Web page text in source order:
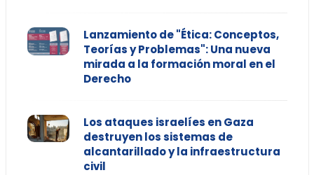
Lanzamiento de "Ética: Conceptos,
Teorías y Problemas": Una nueva
mirada a la formación moral en el
Derecho
Los ataques israelíes en Gaza
destruyen los sistemas de
alcantarillado y la infraestructura
civil